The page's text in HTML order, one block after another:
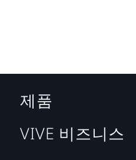
제품
VIVE 비즈니스